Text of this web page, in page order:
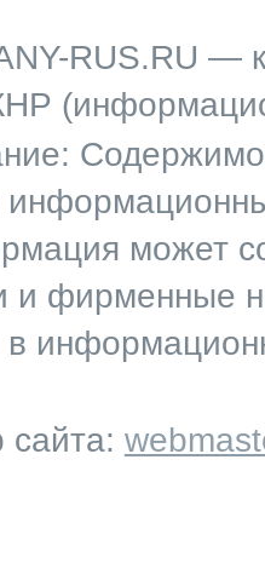
RUS.RU —
может
и фирменные
в
сайта: